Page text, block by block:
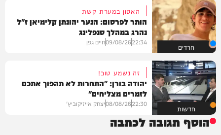
חרדים
האסון במערת קשת
הותר לפרסום: הנער יהונתן קלימיאן ז"ל
נהרג במהלך סנפלינג
22:34
09/08/26חיים גפן
חדשות
זה נשמע טוב!
יהודה בורן: "התחרות לא תהפוך אתכם
לזמרים מצליחים"
22:30
08/08/26יצחק אייזיקוביץ'
הוסף תגובה לכתבה